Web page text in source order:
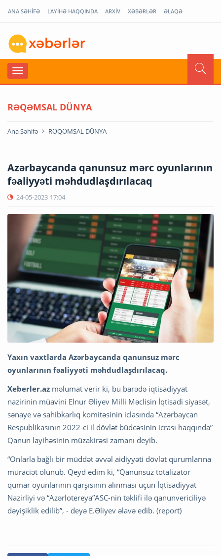
ANA SƏHİFƏ LAYİHƏ HAQQINDA ARXİV XƏBƏRLƏR ƏLAQƏ
RƏQƏMSAL DÜNYA
Ana Səhifə RƏQƏMSAL DÜNYA
Azərbaycanda qanunsuz mərc oyunlarının
fəaliyyəti məhdudlaşdırılacaq
24-05-2023 17:04
Yaxın vaxtlarda Azərbaycanda qanunsuz mərc
oyunlarının fəaliyyəti məhdudlaşdırılacaq.
Xeberler.az məlumat verir ki, bu barədə iqtisadiyyat
nazirinin müavini Elnur Əliyev Milli Məclisin İqtisadi siyasət,
sənaye və sahibkarlıq komitəsinin iclasında “Azərbaycan
Respublikasının 2022-ci il dövlət büdcəsinin icrası haqqında”
Qanun layihəsinin müzakirəsi zamanı deyib.
“Onlarla bağlı bir müddət əvvəl aidiyyəti dövlət qurumlarına
müraciət olunub. Qeyd edim ki, “Qanunsuz totalizator
qumar oyunlarının qarşısının alınması üçün İqtisadiyyat
Nazirliyi və “Azərlotereya”ASC-nin təklifi ilə qanunvericiliyə
dəyişiklik edilib”, - deyə E.Əliyev əlavə edib. (report)